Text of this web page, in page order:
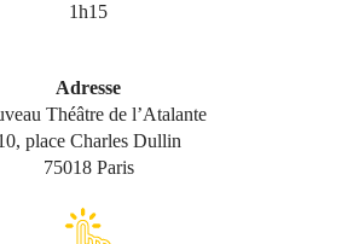
1h15
Adresse
Théâtre de l’Atalante
place Charles Dullin
75018 Paris